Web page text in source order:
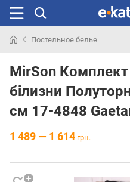
раньше
Постельное белье
MirSon Комплект
білизни
см 17-4848
1 489 — 1 614 грн.